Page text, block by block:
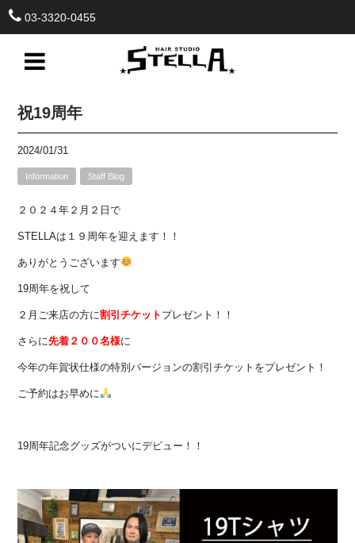
03-3320-0455
祝19周年
2024/01/31
Information Staff Blog
２０２４年２月２日で
STELLAは１９周年を迎えます！！
ありがとうございます
19周年を祝して
２月ご来店の方に割引チケット プレゼント！！
さらに先着２００名様に
今年の年賀状仕様の特別バージョンの割引チケットをプレゼント！
ご予約はお早めに
19周年記念グッズがついにデビュー！！